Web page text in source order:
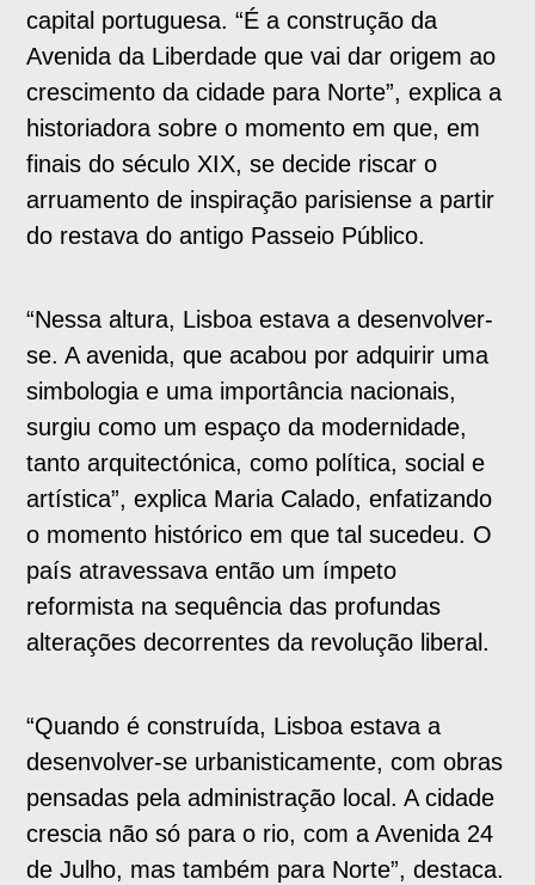
capital portuguesa. “É a construção da
Avenida da Liberdade que vai dar origem ao
crescimento da cidade para Norte”, explica a
historiadora sobre o momento em que, em
finais do século XIX, se decide riscar o
arruamento de inspiração parisiense a partir
do restava do antigo Passeio Público.
“Nessa altura, Lisboa estava a desenvolver-
se. A avenida, que acabou por adquirir uma
simbologia e uma importância nacionais,
surgiu como um espaço da modernidade,
tanto arquitectónica, como política, social e
artística”, explica Maria Calado, enfatizando
o momento histórico em que tal sucedeu. O
país atravessava então um ímpeto
reformista na sequência das profundas
alterações decorrentes da revolução liberal.
“Quando é construída, Lisboa estava a
desenvolver-se urbanisticamente, com obras
pensadas pela administração local. A cidade
crescia não só para o rio, com a Avenida 24
de Julho, mas também para Norte”, destaca.